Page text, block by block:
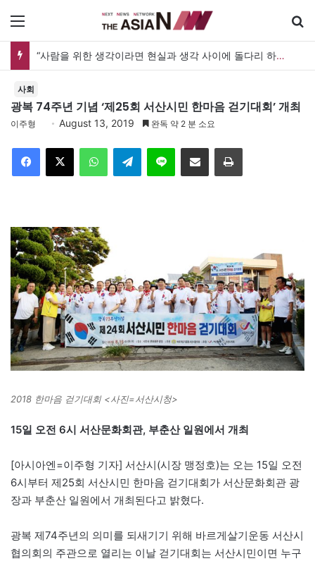
“사람을 위한 생각이라면 현실과 생각 사이에 돌다리 하나는 놓아야 하지 않을까”
사회
광복 74주년 기념 ‘제25회 서산시민 한마음 걷기대회’ 개최
이주형 August 13, 2019 완독 약 2 분 소요
Telegram 이메일
2018 한마음 걷기대회 <사진=서산시청>
15일 오전 6시 서산문화회관, 부춘산 일원에서 개최
[아시아엔=이주형 기자] 서산시(시장 맹정호)는 오는 15일 오전
6시부터 제25회 서산시민 한마음 걷기대회가 서산문화회관 광
장과 부춘산 일원에서 개최된다고 밝혔다.
광복 제74주년의 의미를 되새기기 위해 바르게살기운동 서산시
협의회의 주관으로 열리는 이날 걷기대회는 서산시민이면 누구